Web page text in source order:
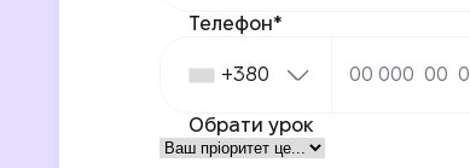
Телефон*
+380
Обрати урок